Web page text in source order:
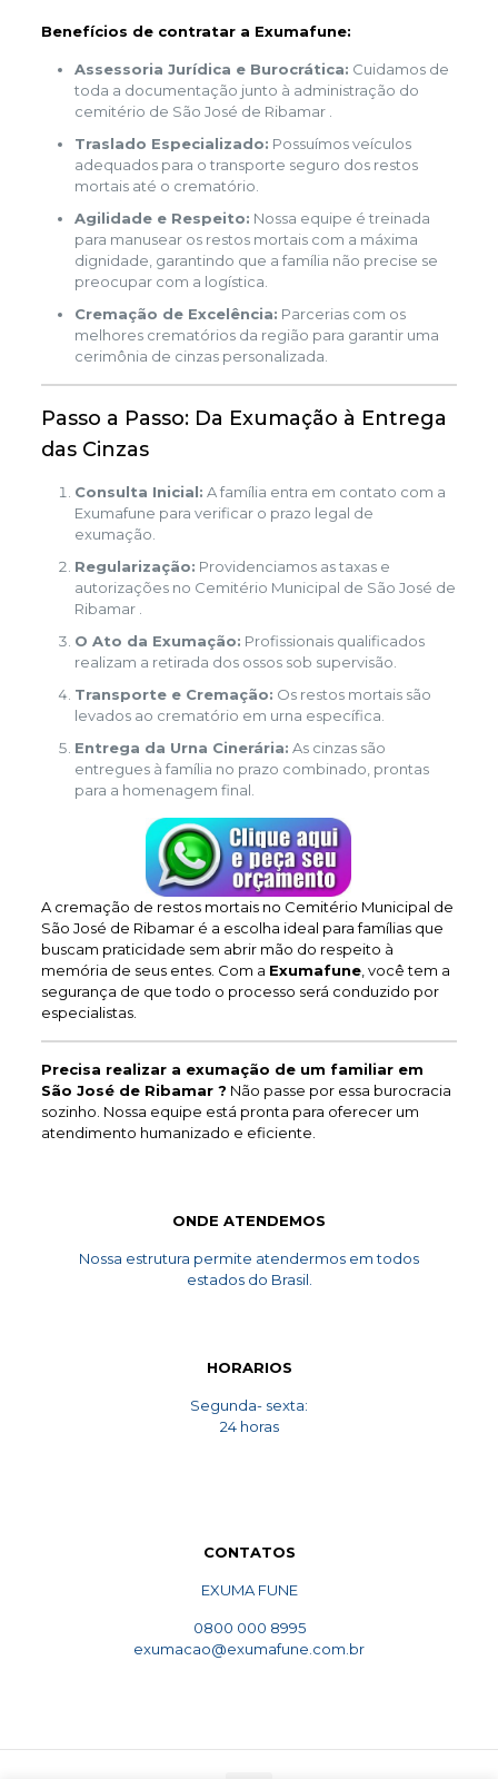
Benefícios de contratar a Exumafune:
Assessoria Jurídica e Burocrática: Cuidamos de
toda a documentação junto à administração do
cemitério de São José de Ribamar .
Traslado Especializado: Possuímos veículos
adequados para o transporte seguro dos restos
mortais até o crematório.
Agilidade e Respeito: Nossa equipe é treinada
para manusear os restos mortais com a máxima
dignidade, garantindo que a família não precise se
preocupar com a logística.
Cremação de Excelência: Parcerias com os
melhores crematórios da região para garantir uma
cerimônia de cinzas personalizada.
Passo a Passo: Da Exumação à Entrega
das Cinzas
Consulta Inicial: A família entra em contato com a
Exumafune para verificar o prazo legal de
exumação.
Regularização: Providenciamos as taxas e
autorizações no Cemitério Municipal de São José de
Ribamar .
O Ato da Exumação: Profissionais qualificados
realizam a retirada dos ossos sob supervisão.
Transporte e Cremação: Os restos mortais são
levados ao crematório em urna específica.
Entrega da Urna Cinerária: As cinzas são
entregues à família no prazo combinado, prontas
para a homenagem final.
A cremação de restos mortais no Cemitério Municipal de
São José de Ribamar é a escolha ideal para famílias que
buscam praticidade sem abrir mão do respeito à
memória de seus entes. Com a Exumafune, você tem a
segurança de que todo o processo será conduzido por
especialistas.
Precisa realizar a exumação de um familiar em
São José de Ribamar ? Não passe por essa burocracia
sozinho. Nossa equipe está pronta para oferecer um
atendimento humanizado e eficiente.
ONDE ATENDEMOS
Nossa estrutura permite atendermos em todos
estados do Brasil.
HORARIOS
Segunda- sexta:
24 horas
CONTATOS
EXUMA FUNE
0800 000 8995
exumacao@exumafune.com.br